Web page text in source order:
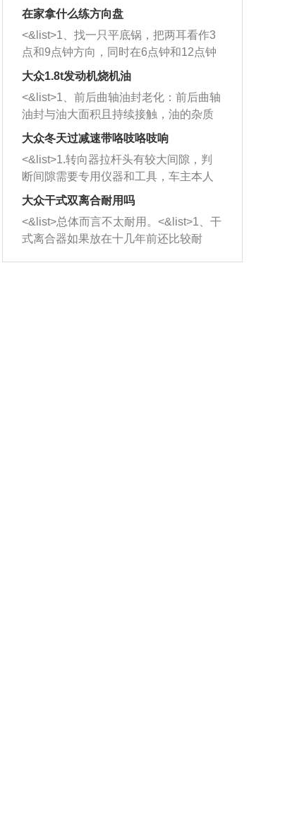
者是细棍，直接将杂物给取出来，如果
堵塞情况比较严重，也可以采取应急措
施。 <&list>2、直接利用木棍将所有的
杂物推到排气管里面的位置处，然后将
三元催化器拆解开，就可以将堵塞的东
西取出来。但如果是因为积碳过多引起
的堵塞，就需要将三元催化器泡在草酸
洗剂对堵塞的情况得到解决，将清洗剂
放在燃油箱中，与燃油混合后，车辆启
动时，就可以和汽油一起进入到燃烧
室，最后形成废气排出，就可以让三元
催化器得到清洗，排气管堵塞的情况就
能够得到解决。
在家拿什么练方向盘
<&list>1、找一只平底锅，把两耳看作3
点和9点钟方向，同时在6点钟和12点钟
方向做一个标记。 <&list>2、双手握住
一圈半的练习，往右同样也要打相同的
圈数。 <&list>3、最后强调要反复练
习，这样就可以形成肌肉记忆，在真实
驾驶车辆时，不需要记忆也能打好方
向。
大众1.8t发动机烧机油
<&list>1、前后曲轴油封老化：前后曲轴
油封与油大面积且持续接触，油的杂质
和发动机内持续温度变化使其密封效果
逐渐减弱，导致渗油或漏油。<&list>2、
活塞间隙过大：积碳会使活塞环与缸体
的间隙扩大，导致机油流入燃烧室中，
造成烧机油。<&list>3、机油粘度。使用
机油粘度过小的话，同样会有烧机油现
象，机油粘度过小具有很好的流动性，
大众冬天过减速带咯吱咯吱响
<&list>1.转向器拉杆头有较大间隙，判
断间隙需要专用仪器和工具，车主本人
无法制作，需要将车辆送到修理厂或4s
店；<&list>2.车辆半轴套管防尘罩破
裂，破裂后会出现漏油现象，使半轴磨
损严重，磨损的半轴容易损坏，产生异
响；<&list>3.稳定器的转向胶套和球头
大众干式双离合耐用吗
<&list>总体而言不太耐用。<&list>1、干
式离合器如果放在十几年前还比较耐